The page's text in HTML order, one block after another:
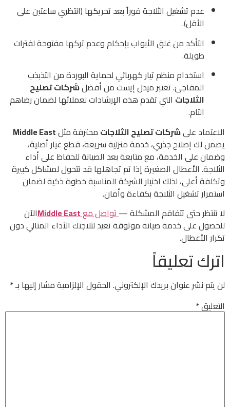
عدم تشغيل الثلاجة فوراً بعد تحريكها (انتظري ساعتين على
الأقل).
التأكد من غلق الأبواب بإحكام وعدم تركها مفتوحة لفترات
طويلة.
استخدام منظم تيار كهربائي لحماية البوردة من التذبذب
المفاجئ. تعتبر ميدل إيست من أفضلشركات تصليح
الثلاجات التي تقدم هذه الإرشادات لعملائها لضمان رضاهم
التام.
الاعتماد علىشركات تصليح الثلاجات محترفة مثلMiddle East
يضمن لك إصلاح جذري، خدمة منزلية سريعة، قطع غيار أصلية،
وضمان على الخدمة، مع متابعة بعد الصيانة للحفاظ على أداء
الثلاجة. الأعطال الصغيرة إذا تم تجاهلها قد تتحول لمشاكل كبيرة
وتكلفة أعلى، لذلك اختيار الشركة المناسبة خطوة ذكية لضمان
استمرار تشغيل الثلاجة بكفاءة وأمان.
لا تنتظر حتى تتفاقم المشكلة —تواصل معMiddle Eastالآن
للحصول على خدمة صيانة موثوقة تعيد لثلاجتك الأداء المثالي دون
تكرار الأعطال.
اترك تعليقاً
لن يتم نشر عنوان بريدك الإلكتروني. الحقول الإلزامية مشار إليها بـ*
التعليق*